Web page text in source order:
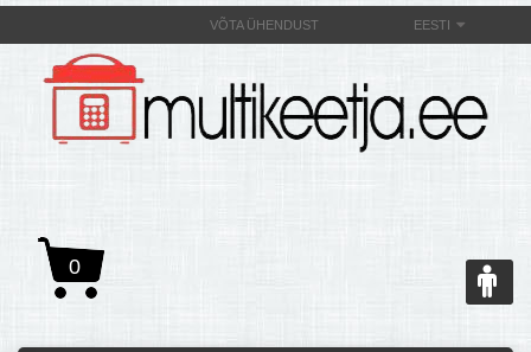
EESTI
VÕTA ÜHENDUST
0